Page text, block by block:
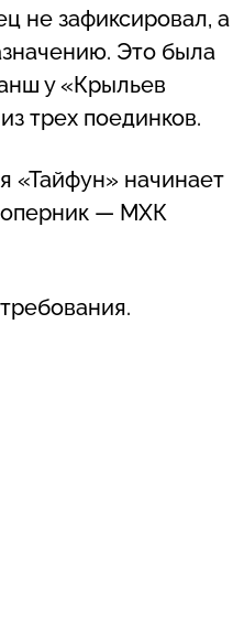
не зафиксировал, а
Это была
у «Крыльев
трех поединков.
«Тайфун» начинает
— МХК